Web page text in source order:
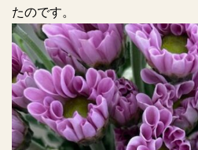
たのです。